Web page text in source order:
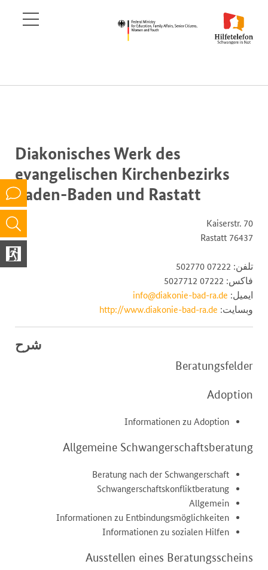
Diakonisches Werk des
evangelischen Kirchenbezirks
Baden-Baden und Rastatt
Kaiserstr. 70
76437 Rastatt
تلفن: 07222 502770
فاکس: 07222 5027712
ایمیل: info@diakonie-bad-ra.de
وبسایت: http://www.diakonie-bad-ra.de
شرح
Beratungsfelder
Adoption
Informationen zu Adoption
Allgemeine Schwangerschaftsberatung
Beratung nach der Schwangerschaft
Schwangerschaftskonfliktberatung
Allgemein
Informationen zu Entbindungsmöglichkeiten
Informationen zu sozialen Hilfen
Ausstellen eines Beratungsscheins